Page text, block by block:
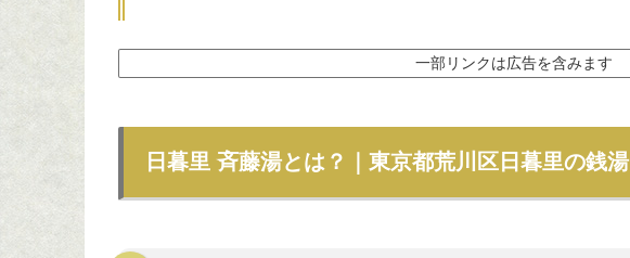
一部リンクは広告を含みます
日暮里 斉藤湯とは？｜東京都荒川区日暮里の銭湯